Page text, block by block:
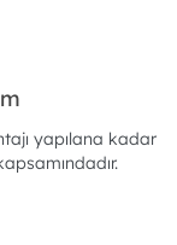
yapılana kadar